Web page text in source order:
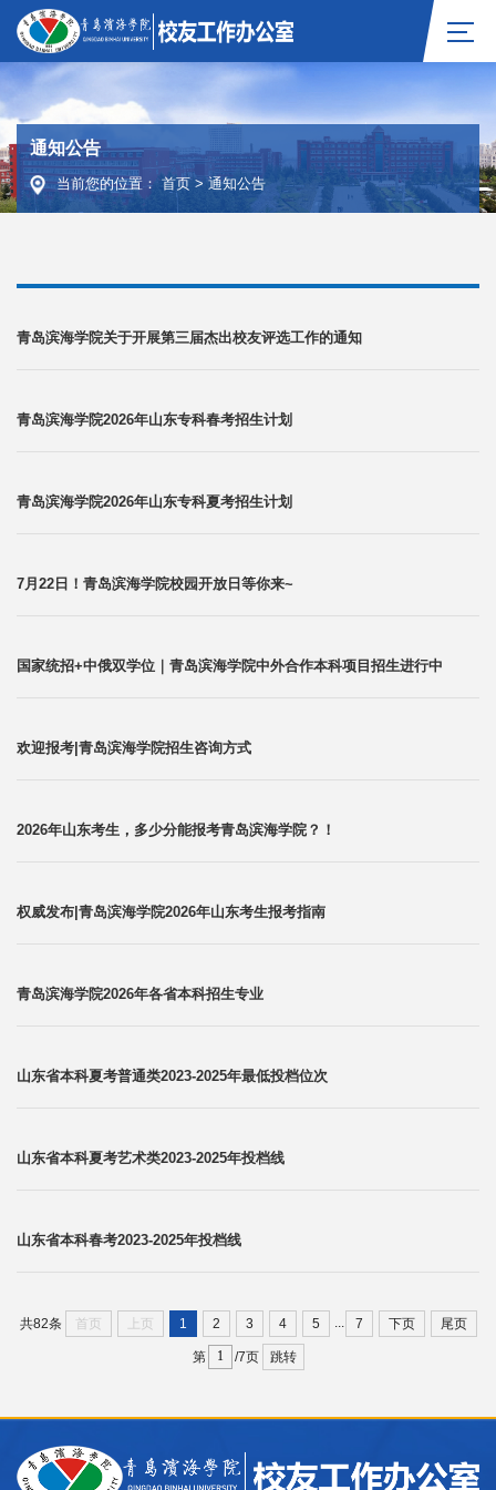
通知公告
当前您的位置：首页>通知公告
青岛滨海学院关于开展第三届杰出校友评选工作的通知
青岛滨海学院2026年山东专科春考招生计划
青岛滨海学院2026年山东专科夏考招生计划
7月22日！青岛滨海学院校园开放日等你来~
国家统招+中俄双学位｜青岛滨海学院中外合作本科项目招生进行中
欢迎报考|青岛滨海学院招生咨询方式
2026年山东考生，多少分能报考青岛滨海学院？！
权威发布|青岛滨海学院2026年山东考生报考指南
青岛滨海学院2026年各省本科招生专业
山东省本科夏考普通类2023-2025年最低投档位次
山东省本科夏考艺术类2023-2025年投档线
山东省本科春考2023-2025年投档线
共82条 首页 上页 1 2 3 4 5 ... 7 下页 尾页
第 /7页 跳转